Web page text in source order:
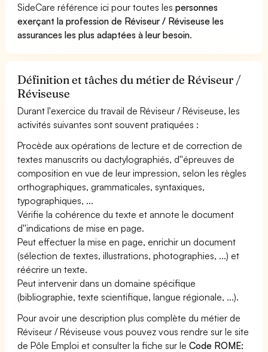
SideCare référence ici pour toutes lespersonnes
exerçant la profession de Réviseur / Réviseuse les
assurances les plus adaptées à leur besoin.
Définition et tâches du métier de Réviseur /
Réviseuse
Durant l'exercice du travail de Réviseur / Réviseuse, les
activités suivantes sont souvent pratiquées :
Procède aux opérations de lecture et de correction de
textes manuscrits ou dactylographiés, d''épreuves de
composition en vue de leur impression, selon les règles
orthographiques, grammaticales, syntaxiques,
typographiques, ...
Vérifie la cohérence du texte et annote le document
d''indications de mise en page.
Peut effectuer la mise en page, enrichir un document
(sélection de textes, illustrations, photographies, ...) et
réécrire un texte.
Peut intervenir dans un domaine spécifique
(bibliographie, texte scientifique, langue régionale, ...).
Pour avoir une description plus complète du métier de
Réviseur / Réviseuse vous pouvez vous rendre sur le site
de Pôle Emploi et consulter la fiche sur leCode ROME: